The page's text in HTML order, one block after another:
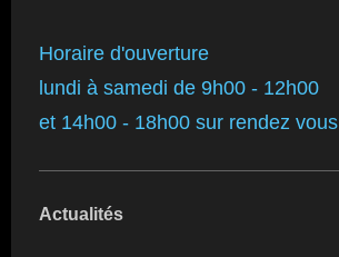
Horaire d'ouverture
lundi à samedi de 9h00 - 12h00
et 14h00 - 18h00 sur rendez vous
Actualités